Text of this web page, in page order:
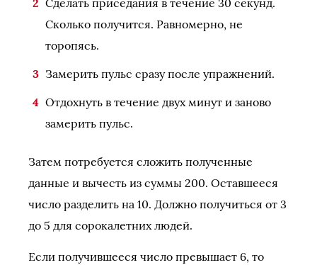
Сделать приседания в течение 30 секунд.
Сколько получится. Равномерно, не
торопясь.
Замерить пульс сразу после упражнений.
Отдохнуть в течение двух минут и заново
замерить пульс.
Затем потребуется сложить полученные
данные и вычесть из суммы 200. Оставшееся
число разделить на 10. Должно получиться от 3
до 5 для сорокалетних людей.
Если получившееся число превышает 6, то